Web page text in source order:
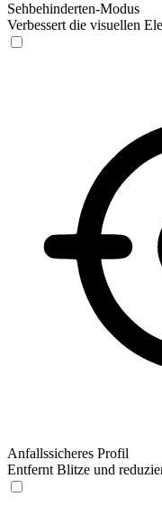
Sehbehinderten-Modus
Verbessert die visuellen
Anfallssicheres Profil
Entfernt Blitze und